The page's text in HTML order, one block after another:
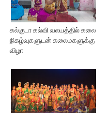
கல்குடா கல்வி வலயத்தில் கலை
நிகழ்வுகளுடன் கலைமகளுக்கு
விழா